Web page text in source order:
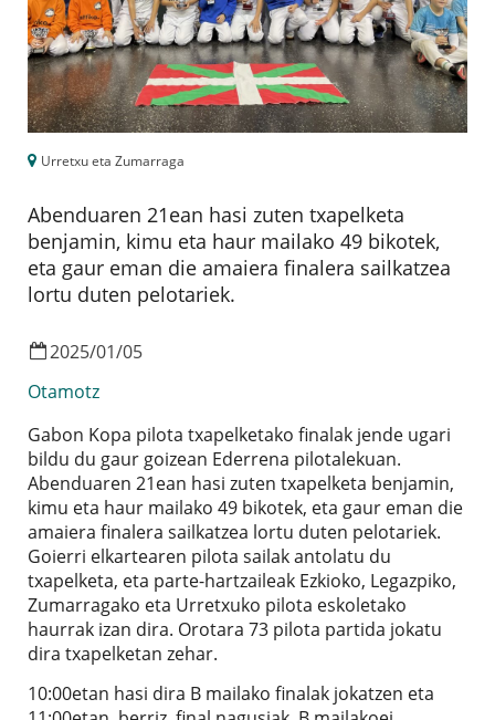
Urretxu eta Zumarraga
Abenduaren 21ean hasi zuten txapelketa
benjamin, kimu eta haur mailako 49 bikotek,
eta gaur eman die amaiera finalera sailkatzea
lortu duten pelotariek.
2025/01/05
Otamotz
Gabon Kopa pilota txapelketako finalak jende ugari
bildu du gaur goizean Ederrena pilotalekuan.
Abenduaren 21ean hasi zuten txapelketa benjamin,
kimu eta haur mailako 49 bikotek, eta gaur eman die
amaiera finalera sailkatzea lortu duten pelotariek.
Goierri elkartearen pilota sailak antolatu du
txapelketa, eta parte-hartzaileak Ezkioko, Legazpiko,
Zumarragako eta Urretxuko pilota eskoletako
haurrak izan dira. Orotara 73 pilota partida jokatu
dira txapelketan zehar.
10:00etan hasi dira B mailako finalak jokatzen eta